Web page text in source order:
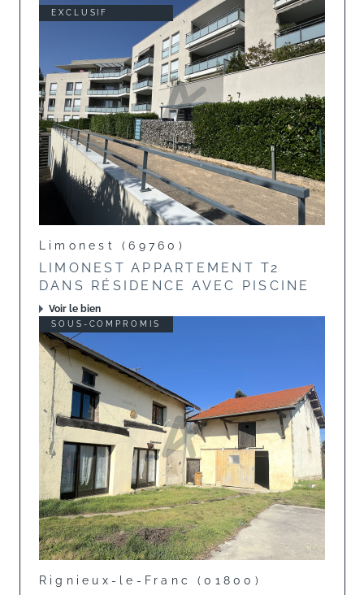
EXCLUSIF
Limonest (69760)
LIMONEST APPARTEMENT T2
DANS RÉSIDENCE AVEC PISCINE
Voir le bien
SOUS-COMPROMIS
Rignieux-le-Franc (01800)